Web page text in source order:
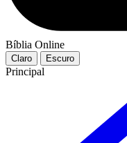
Bíblia Online
Claro Escuro
Principal